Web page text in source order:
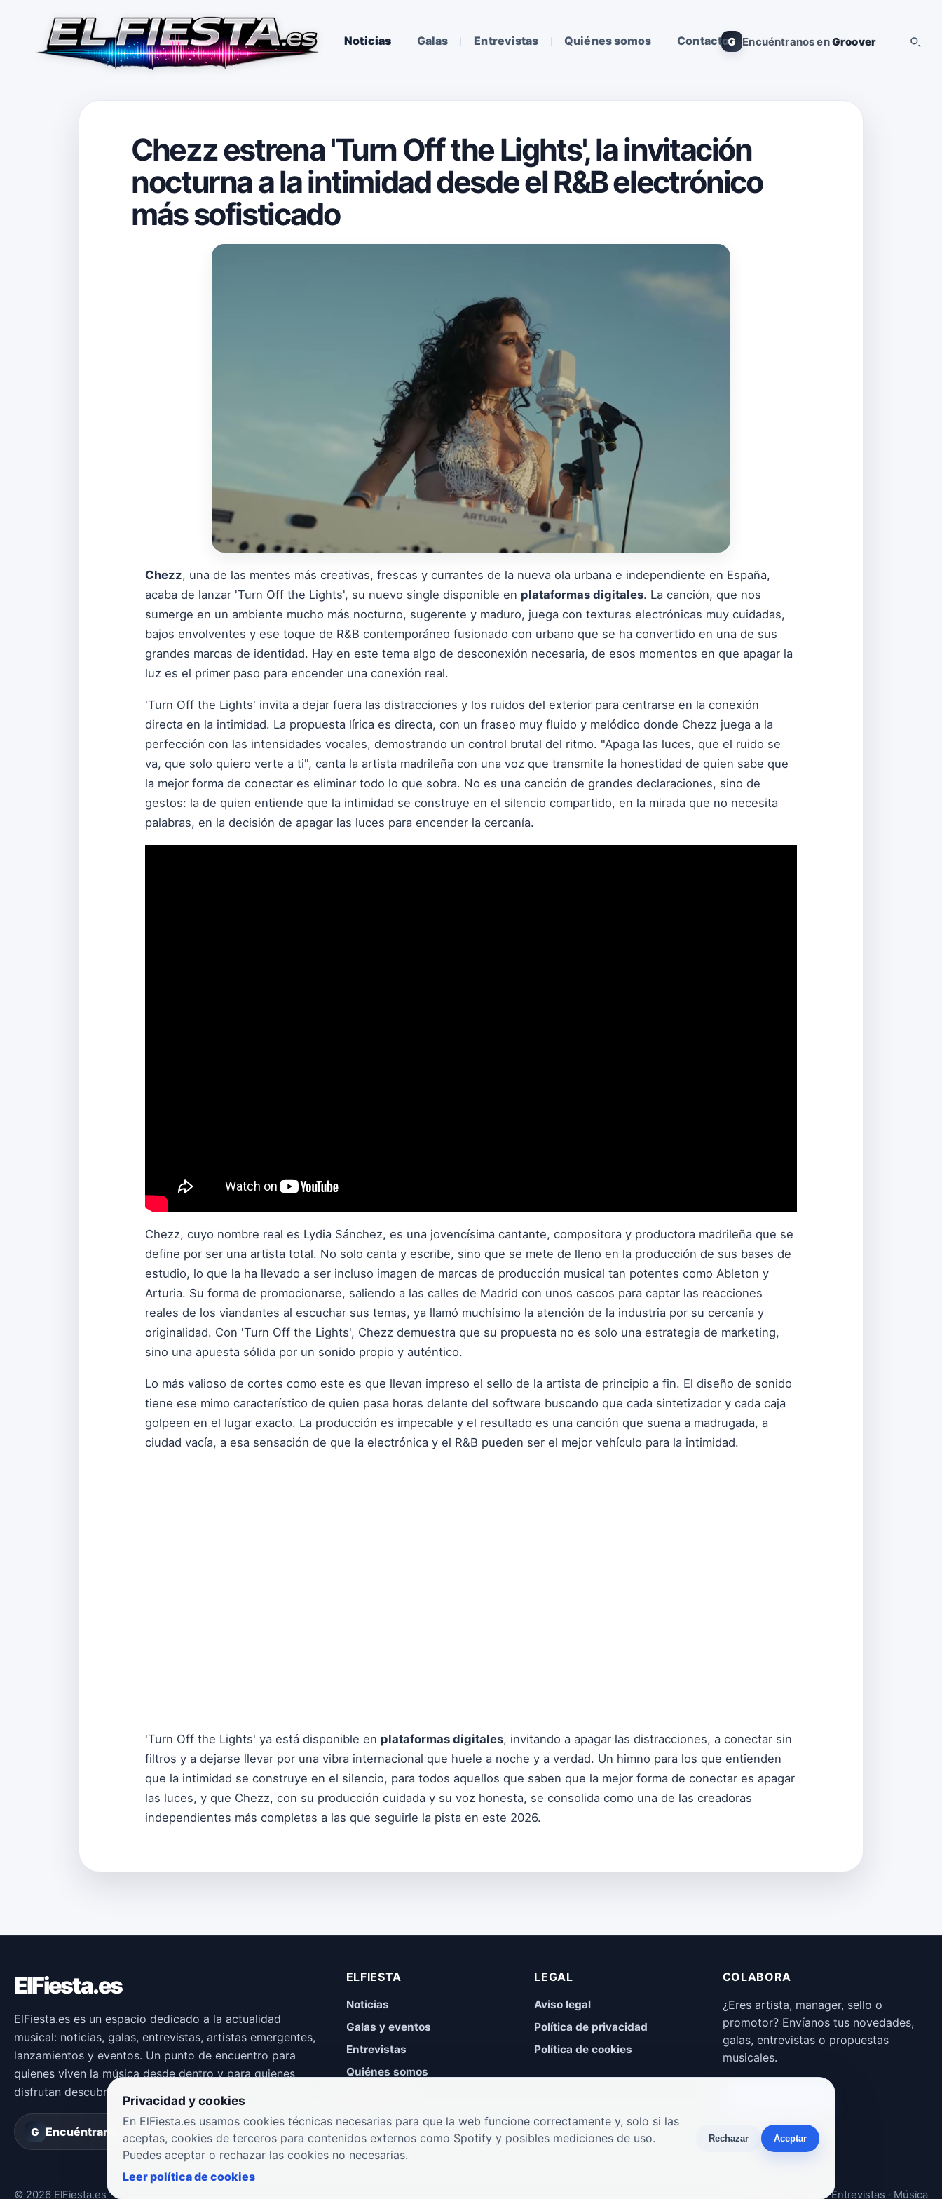
Noticias Galas Entrevistas Quiénes somos ContactoG Encuéntranos enGroover
Chezz estrena 'Turn Off the Lights', la invitación
nocturna a la intimidad desde el R&B electrónico
más sofisticado
Chezz, una de las mentes más creativas, frescas y currantes de la nueva ola urbana e independiente en España,
acaba de lanzar 'Turn Off the Lights', su nuevo single disponible en plataformas digitales. La canción, que nos
sumerge en un ambiente mucho más nocturno, sugerente y maduro, juega con texturas electrónicas muy cuidadas,
bajos envolventes y ese toque de R&B contemporáneo fusionado con urbano que se ha convertido en una de sus
grandes marcas de identidad. Hay en este tema algo de desconexión necesaria, de esos momentos en que apagar la
luz es el primer paso para encender una conexión real.
'Turn Off the Lights' invita a dejar fuera las distracciones y los ruidos del exterior para centrarse en la conexión
directa en la intimidad. La propuesta lírica es directa, con un fraseo muy fluido y melódico donde Chezz juega a la
perfección con las intensidades vocales, demostrando un control brutal del ritmo. "Apaga las luces, que el ruido se
va, que solo quiero verte a ti", canta la artista madrileña con una voz que transmite la honestidad de quien sabe que
la mejor forma de conectar es eliminar todo lo que sobra. No es una canción de grandes declaraciones, sino de
gestos: la de quien entiende que la intimidad se construye en el silencio compartido, en la mirada que no necesita
palabras, en la decisión de apagar las luces para encender la cercanía.
Chezz, cuyo nombre real es Lydia Sánchez, es una jovencísima cantante, compositora y productora madrileña que se
define por ser una artista total. No solo canta y escribe, sino que se mete de lleno en la producción de sus bases de
estudio, lo que la ha llevado a ser incluso imagen de marcas de producción musical tan potentes como Ableton y
Arturia. Su forma de promocionarse, saliendo a las calles de Madrid con unos cascos para captar las reacciones
reales de los viandantes al escuchar sus temas, ya llamó muchísimo la atención de la industria por su cercanía y
originalidad. Con 'Turn Off the Lights', Chezz demuestra que su propuesta no es solo una estrategia de marketing,
sino una apuesta sólida por un sonido propio y auténtico.
Lo más valioso de cortes como este es que llevan impreso el sello de la artista de principio a fin. El diseño de sonido
tiene ese mimo característico de quien pasa horas delante del software buscando que cada sintetizador y cada caja
golpeen en el lugar exacto. La producción es impecable y el resultado es una canción que suena a madrugada, a
ciudad vacía, a esa sensación de que la electrónica y el R&B pueden ser el mejor vehículo para la intimidad.
'Turn Off the Lights' ya está disponible en plataformas digitales, invitando a apagar las distracciones, a conectar sin
filtros y a dejarse llevar por una vibra internacional que huele a noche y a verdad. Un himno para los que entienden
que la intimidad se construye en el silencio, para todos aquellos que saben que la mejor forma de conectar es apagar
las luces, y que Chezz, con su producción cuidada y su voz honesta, se consolida como una de las creadoras
independientes más completas a las que seguirle la pista en este 2026.
ElFiesta.es
ElFiesta.es es un espacio dedicado a la actualidad
musical: noticias, galas, entrevistas, artistas emergentes,
lanzamientos y eventos. Un punto de encuentro para
quienes viven la música desde dentro y para quienes
disfrutan descubriendo nuevas propuestas.
G Encuéntranos en Groover
ELFIESTA
Noticias
Galas y eventos
Entrevistas
Quiénes somos
LEGAL
Aviso legal
Política de privacidad
Política de cookies
COLABORA
¿Eres artista, manager, sello o
promotor? Envíanos tus novedades,
galas, entrevistas o propuestas
musicales.
© 2026 ElFiesta.es Noticias · Galas · Entrevistas · Música
Privacidad y cookies
En ElFiesta.es usamos cookies técnicas necesarias para que la web funcione correctamente y, solo si las
aceptas, cookies de terceros para contenidos externos como Spotify y posibles mediciones de uso.
Puedes aceptar o rechazar las cookies no necesarias.
Leer política de cookies
Rechazar Aceptar